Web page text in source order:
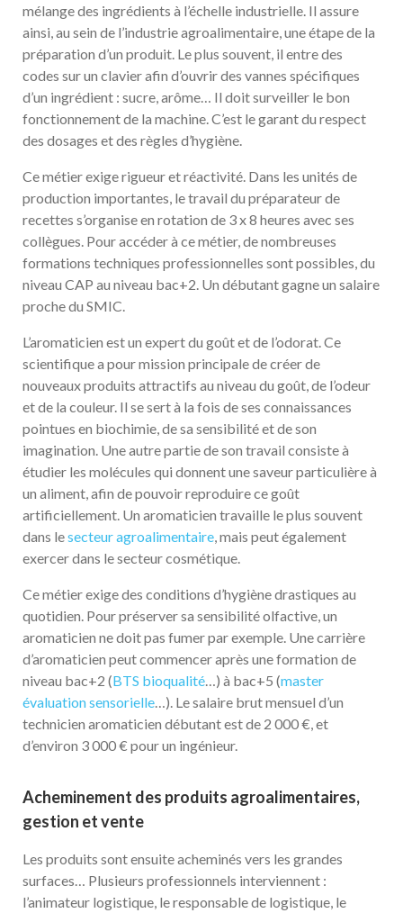
mélange des ingrédients à l’échelle industrielle. Il assure
ainsi, au sein de l’industrie agroalimentaire, une étape de la
préparation d’un produit. Le plus souvent, il entre des
codes sur un clavier afin d’ouvrir des vannes spécifiques
d’un ingrédient : sucre, arôme… Il doit surveiller le bon
fonctionnement de la machine. C’est le garant du respect
des dosages et des règles d’hygiène.
Ce métier exige rigueur et réactivité. Dans les unités de
production importantes, le travail du préparateur de
recettes s’organise en rotation de 3 x 8 heures avec ses
collègues. Pour accéder à ce métier, de nombreuses
formations techniques professionnelles sont possibles, du
niveau CAP au niveau bac+2. Un débutant gagne un salaire
proche du SMIC.
L’aromaticien est un expert du goût et de l’odorat. Ce
scientifique a pour mission principale de créer de
nouveaux produits attractifs au niveau du goût, de l’odeur
et de la couleur. Il se sert à la fois de ses connaissances
pointues en biochimie, de sa sensibilité et de son
imagination. Une autre partie de son travail consiste à
étudier les molécules qui donnent une saveur particulière à
un aliment, afin de pouvoir reproduire ce goût
artificiellement. Un aromaticien travaille le plus souvent
dans lesecteur agroalimentaire , mais peut également
exercer dans le secteur cosmétique.
Ce métier exige des conditions d’hygiène drastiques au
quotidien. Pour préserver sa sensibilité olfactive, un
aromaticien ne doit pas fumer par exemple. Une carrière
d’aromaticien peut commencer après une formation de
niveau bac+2 (BTS bioqualité …) à bac+5 (master
évaluation sensorielle …). Le salaire brut mensuel d’un
technicien aromaticien débutant est de 2 000 €, et
d’environ 3 000 € pour un ingénieur.
Acheminement des produits agroalimentaires,
gestion et vente
Les produits sont ensuite acheminés vers les grandes
surfaces… Plusieurs professionnels interviennent :
l’animateur logistique, le responsable de logistique, le